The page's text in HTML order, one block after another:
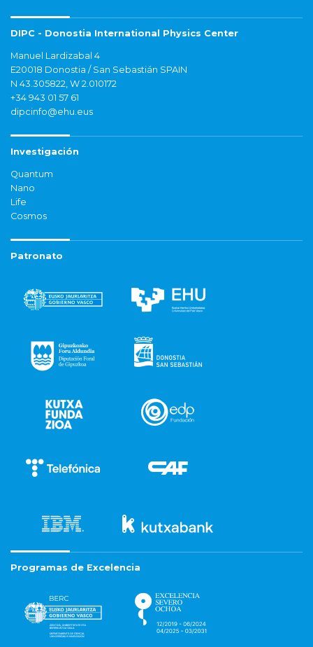
DIPC - Donostia International Physics Center
Manuel Lardizabal 4
E20018 Donostia / San Sebastián SPAIN
N 43.305822, W 2.010172
+34 943 01 57 61
dipcinfo@ehu.eus
Investigación
Quantum
Nano
Life
Cosmos
Patronato
Programas de Excelencia